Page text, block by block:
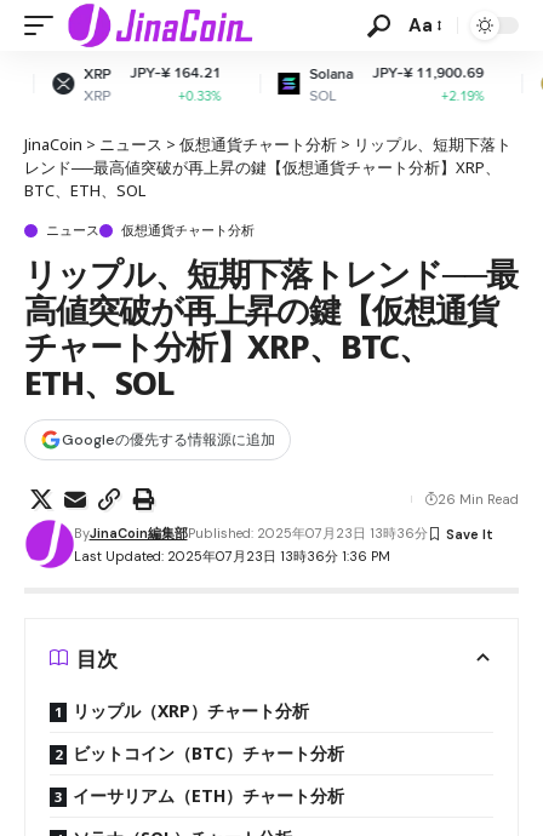
Aa
JPY-¥ 164.21
+0.33%
Solana
SOL
JPY-¥ 11,900.69
+2.19%
Dogecoin
DOGE
JinaCoin > ニュース > 仮想通貨チャート分析 > リップル、短期下落ト
レンド──最高値突破が再上昇の鍵【仮想通貨チャート分析】XRP、
BTC、ETH、SOL
ニュース 仮想通貨チャート分析
リップル、短期下落トレンド──最
高値突破が再上昇の鍵【仮想通貨
チャート分析】XRP、BTC、
ETH、SOL
Googleの優先する情報源に追加
Last Updated: 2025年07月23日 13時36分 1:36 PM
ByJinaCoin編集部Published: 2025年07月23日 13時36分
26 Min Read
目次
リップル（XRP）チャート分析
ビットコイン（BTC）チャート分析
イーサリアム（ETH）チャート分析